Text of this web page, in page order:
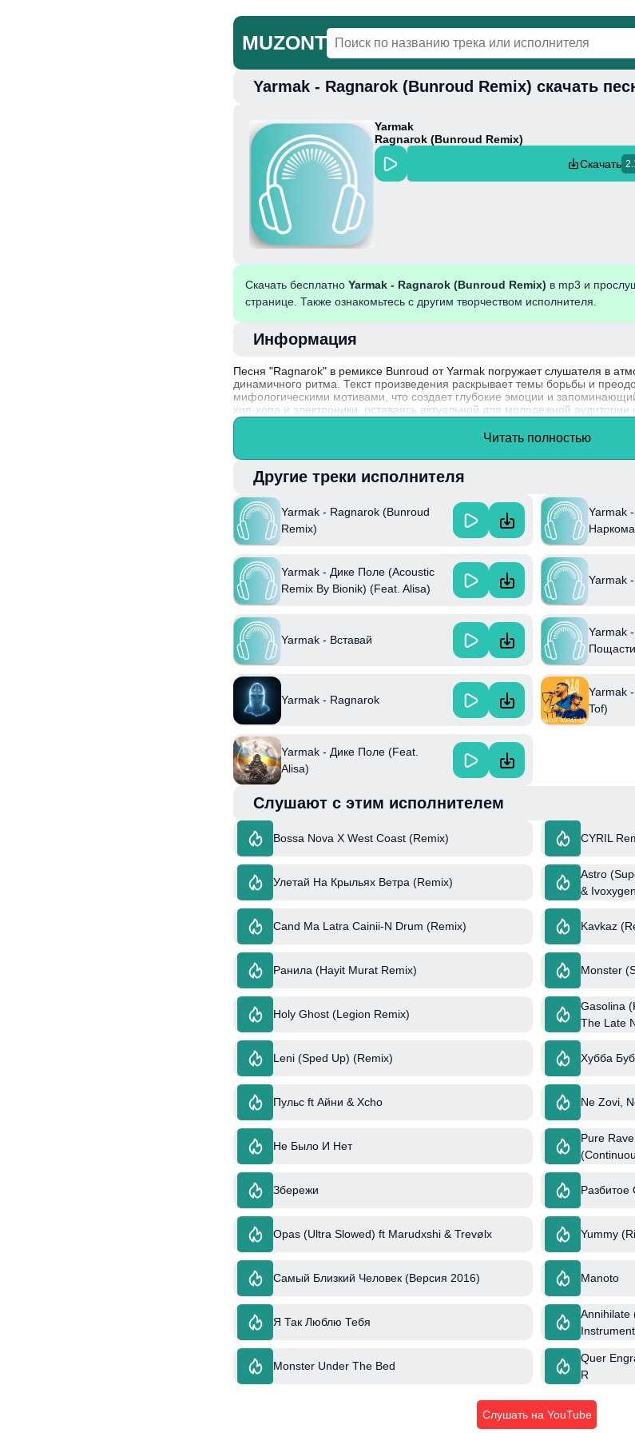
MUZONT
Yarmak - Ragnarok (Bunroud Remix) скачать
Yarmak
Ragnarok (Bunroud Remix)
Скачать
Скачать бесплатно Yarmak - Ragnarok (Bunroud Remix) в mp3 и
странице. Также ознакомьтесь с другим творчеством исполнителя.
Информация
Песня "Ragnarok" в ремиксе Bunroud от Yarmak погружает слушателя в
динамичного ритма. Текст произведения раскрывает темы борьбы и
мифологическими мотивами, что создает глубокие эмоции и
хип-хопа и электроники, оставаясь актуальной для молодежной
Yarmak, известный своими уникальными композициями, активно
Читать полностью
Другие треки исполнителя
Yarmak - Ragnarok (Bunroud
Remix)
Yarmak
Yarmak - Дике Поле (Acoustic
Remix By Bionik) (Feat. Alisa)
Yarmak
Yarmak - Вставай
Yarmak
Yarmak - Ragnarok
Yarmak
Tof)
Yarmak - Дике Поле (Feat.
Alisa)
Слушают с этим исполнителем
Bossa Nova X West Coast (Remix) CYRIL
Улетай На Крыльях Ветра (Remix)
Astro
&
Cand Ma Latra Cainii-N Drum (Remix) Kavkaz
Ранила (Hayit Murat Remix) Monster
Holy Ghost (Legion Remix)
Gasolina
The Late
Leni (Sped Up) (Remix) Хубба
Пульс ft Айни & Xcho Ne Zovi,
Не Было И Нет
Pure
Збережи Разбитое
Opas (Ultra Slowed) ft Marudxshi & Trevølx Yummy
Самый Близкий Человек (Версия 2016) Manoto
Я Так Люблю Тебя
Annihilate
Monster Under The Bed
Quer
R
Слушать на YouTube